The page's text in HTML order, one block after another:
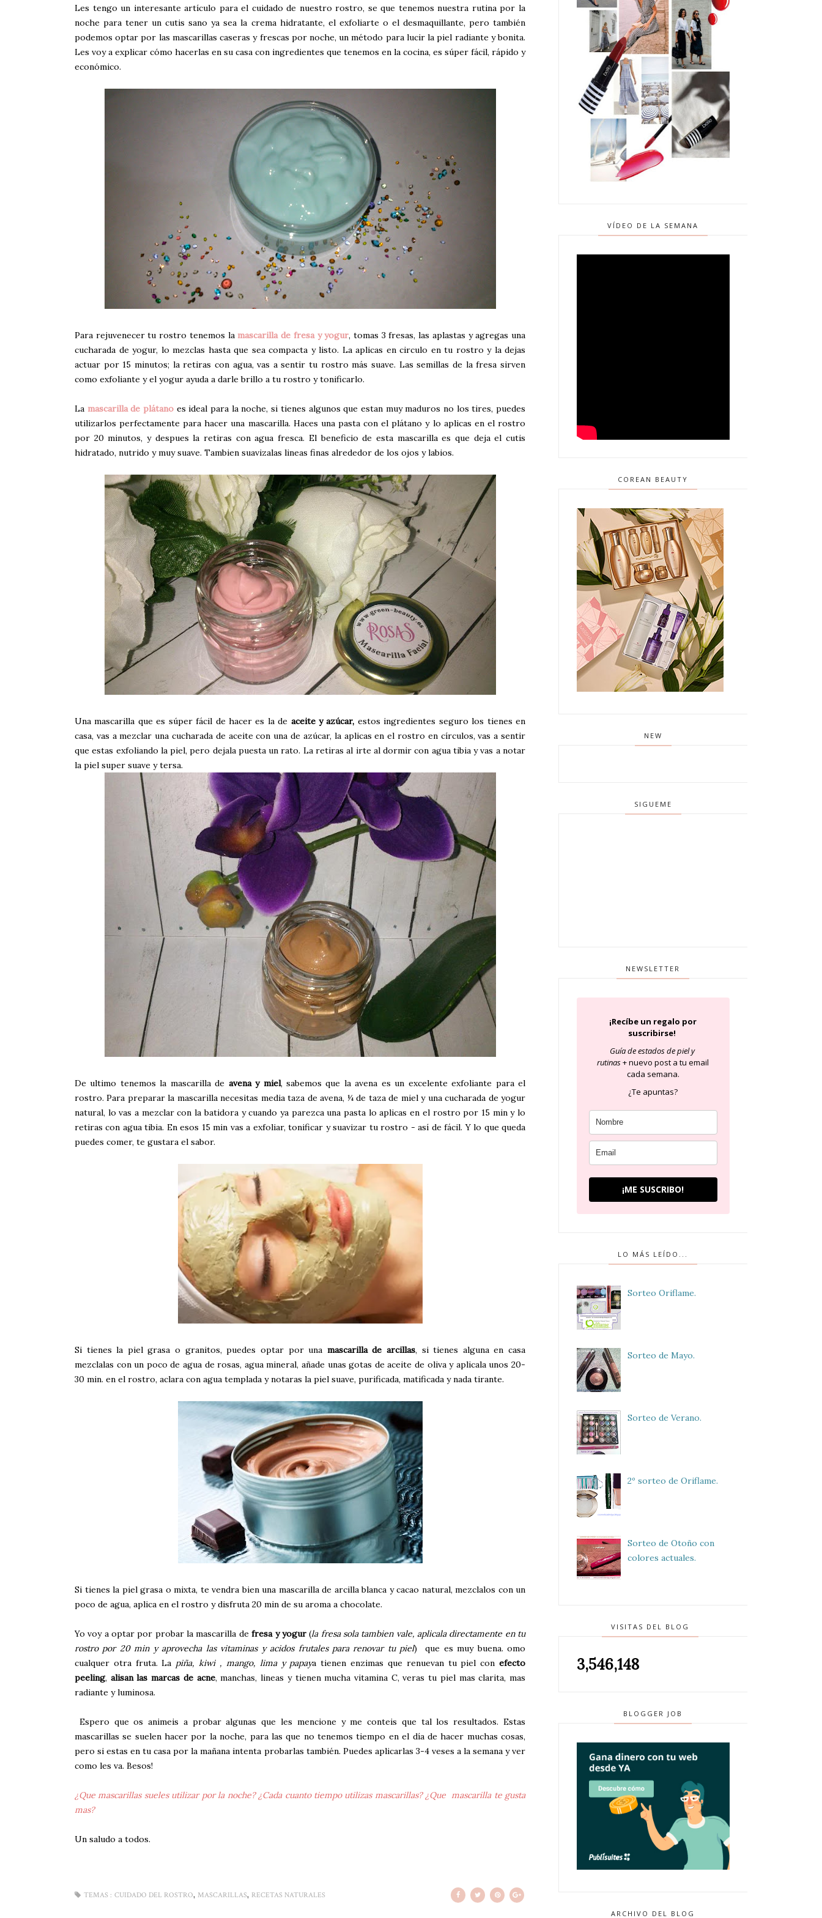
Les tengo un interesante artículo para el cuidado de nuestro rostro, se que tenemos nuestra rutina por la
noche para tener un cutis sano ya sea la crema hidratante, el exfoliarte o el desmaquillante, pero también
podemos optar por las mascarillas caseras y frescas por noche, un método para lucir la piel radiante y bonita.
Les voy a explicar cómo hacerlas en su casa con ingredientes que tenemos en la cocina, es súper fácil, rápido y
económico.
Para rejuvenecer tu rostro tenemos la mascarilla de fresa y yogur, tomas 3 fresas, las aplastas y agregas una
cucharada de yogur, lo mezclas hasta que sea compacta y listo. La aplicas en circulo en tu rostro y la dejas
actuar por 15 minutos; la retiras con agua, vas a sentir tu rostro más suave. Las semillas de la fresa sirven
como exfoliante y el yogur ayuda a darle brillo a tu rostro y tonificarlo.
La mascarilla de plátano es ideal para la noche, si tienes algunos que estan muy maduros no los tires, puedes
utilizarlos perfectamente para hacer una mascarilla. Haces una pasta con el plátano y lo aplicas en el rostro
por 20 minutos, y despues la retiras con agua fresca. El beneficio de esta mascarilla es que deja el cutis
hidratado, nutrido y muy suave. Tambien suavizalas lineas finas alrededor de los ojos y labios.
Una mascarilla que es súper fácil de hacer es la de aceite y azúcar, estos ingredientes seguro los tienes en
casa, vas a mezclar una cucharada de aceite con una de azúcar, la aplicas en el rostro en círculos, vas a sentir
que estas exfoliando la piel, pero dejala puesta un rato. La retiras al irte al dormir con agua tibia y vas a notar
la piel super suave y tersa.
De ultimo tenemos la mascarilla de avena y miel, sabemos que la avena es un excelente exfoliante para el
rostro. Para preparar la mascarilla necesitas media taza de avena, ¼ de taza de miel y una cucharada de yogur
natural, lo vas a mezclar con la batidora y cuando ya parezca una pasta lo aplicas en el rostro por 15 min y lo
retiras con agua tibia. En esos 15 min vas a exfoliar, tonificar y suavizar tu rostro - así de fácil. Y lo que queda
puedes comer, te gustara el sabor.
Si tienes la piel grasa o granitos, puedes optar por una mascarilla de arcillas, si tienes alguna en casa
mezclalas con un poco de agua de rosas, agua mineral, añade unas gotas de aceite de oliva y aplicala unos 20-
30 min. en el rostro, aclara con agua templada y notaras la piel suave, purificada, matificada y nada tirante.
Si tienes la piel grasa o mixta, te vendra bien una mascarilla de arcilla blanca y cacao natural, mezclalos con un
poco de agua, aplica en el rostro y disfruta 20 min de su aroma a chocolate.
Yo voy a optar por probar la mascarilla defresa y yogur(la fresa sola tambien vale, aplicala directamente en tu
rostro por 20 min y aprovecha las vitaminas y acidos frutales para renovar tu piel) que es muy buena. omo
cualquer otra fruta. La piña, kiwi , mango, lima y papaya tienen enzimas que renuevan tu piel conefecto
peeling, alisan las marcas de acne, manchas, lineas y tienen mucha vitamina C, veras tu piel mas clarita, mas
radiante y luminosa.
Espero que os animeis a probar algunas que les mencione y me conteis que tal los resultados. Estas
mascarillas se suelen hacer por la noche, para las que no tenemos tiempo en el día de hacer muchas cosas,
pero si estas en tu casa por la mañana intenta probarlas también. Puedes aplicarlas 3-4 veses a la semana y ver
como les va. Besos!
¿Que mascarillas sueles utilizar por la noche? ¿Cada cuanto tiempo utilizas mascarillas? ¿Que mascarilla te gusta
mas?
Un saludo a todos.
TEMAS : CUIDADO DEL ROSTRO, MASCARILLAS, RECETAS NATURALES
VÍDEO DE LA SEMANA
COREAN BEAUTY
NEW
SIGUEME
NEWSLETTER
¡Recíbe un regalo por
suscribirse!
Guía de estados de piely
rutinas+ nuevo post a tu email
cada semana.
¿Te apuntas?
¡ME SUSCRIBO!
LO MÁS LEÍDO...
Sorteo Oriflame.
Sorteo de Mayo.
Sorteo de Verano.
2º sorteo de Oriflame.
Sorteo de Otoño con
colores actuales.
VISITAS DEL BLOG
3,546,148
BLOGGER JOB
ARCHIVO DEL BLOG